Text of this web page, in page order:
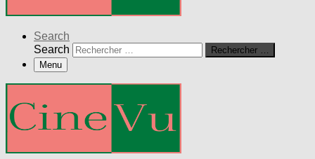
Search
Search
Rechercher …
Menu